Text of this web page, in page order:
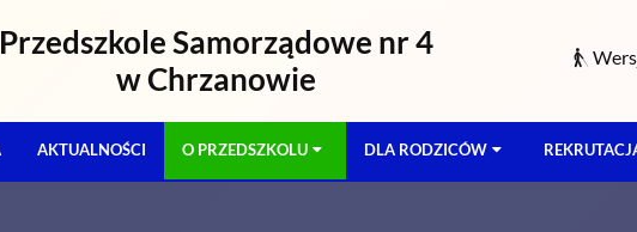
Przedszkole Samorządowe nr 4
w Chrzanowie
AKTUALNOŚCI O PRZEDSZKOLU DLA RODZICÓW